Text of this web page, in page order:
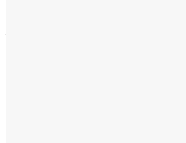
церкві московського патріархату
питань має велике значення для
ідентичності та зміцнення
робочої групи заявив про те, що
Почаївської міської ради щодо
міста, який враховує план розвитку
Свято-Успенської лаври, а також до
служби, яка здійснює нагляд за
приводу законності спорудження.
військової адміністрації з
земель на території Почаївської
для забезпечення дотримання